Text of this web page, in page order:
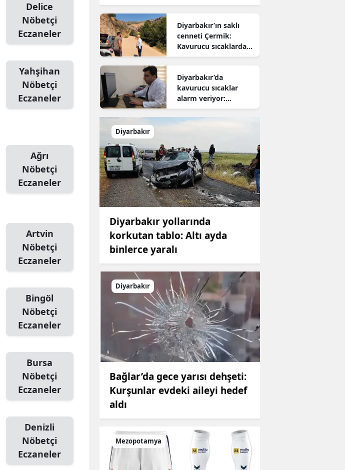
Delice
Nöbetçi
Eczaneler
Yahşihan
Nöbetçi
Eczaneler
Ağrı
Nöbetçi
Eczaneler
Artvin
Nöbetçi
Eczaneler
Bingöl
Nöbetçi
Eczaneler
Bursa
Nöbetçi
Eczaneler
Denizli
Nöbetçi
Eczaneler
Diyarbakır’ın saklı
cenneti Çermik:
Kavurucu sıcaklardan
kaçanların yeni adresi
Diyarbakır’da
kavurucu sıcaklar
alarm veriyor:
Uzmanından hayati
uyarı
Diyarbakır
Diyarbakır yollarında
korkutan tablo: Altı ayda
binlerce yaralı
Diyarbakır
Bağlar’da gece yarısı dehşeti:
Kurşunlar evdeki aileyi hedef
aldı
Mezopotamya